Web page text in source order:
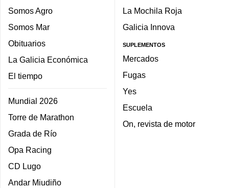
Somos Agro
Somos Mar
Obituarios
La Galicia Económica
El tiempo
Mundial 2026
Torre de Marathon
Grada de Río
Opa Racing
CD Lugo
Andar Miudiño
La Mochila Roja
Galicia Innova
SUPLEMENTOS
Mercados
Fugas
Yes
Escuela
On, revista de motor